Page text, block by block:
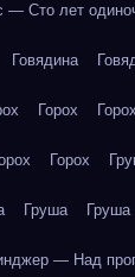
— Сто лет
Говядина
Горох Горох
Горох
Груша Груша
— Над